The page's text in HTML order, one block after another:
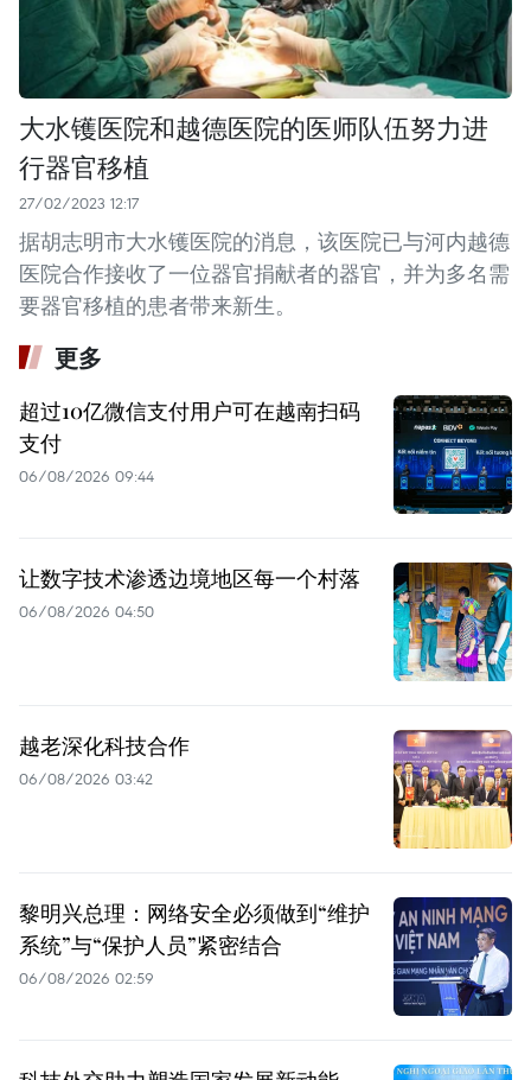
大水镬医院和越德医院的医师队伍努力进
行器官移植
27/02/2023 12:17
据胡志明市大水镬医院的消息，该医院已与河内越德
医院合作接收了一位器官捐献者的器官，并为多名需
要器官移植的患者带来新生。
更多
超过10亿微信支付用户可在越南扫码
支付
06/08/2026 09:44
让数字技术渗透边境地区每一个村落
06/08/2026 04:50
越老深化科技合作
06/08/2026 03:42
黎明兴总理：网络安全必须做到“维护
系统”与“保护人员”紧密结合
06/08/2026 02:59